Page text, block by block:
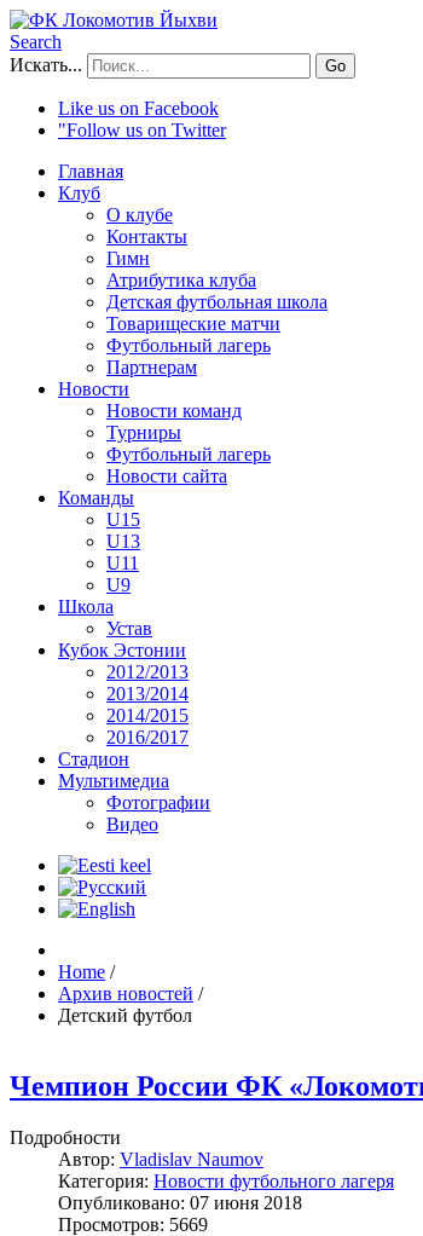
Search
Искать...
Go
Like us on Facebook
"Follow us on Twitter
Главная
Клуб
О клубе
Контакты
Гимн
Атрибутика клуба
Детская футбольная школа
Товарищеские матчи
Футбольный лагерь
Партнерам
Новости
Новости команд
Турниры
Футбольный лагерь
Новости сайта
Команды
U15
U13
U11
U9
Школа
Устав
Кубок Эстонии
2012/2013
2013/2014
2014/2015
2016/2017
Стадион
Мультимедиа
Фотографии
Видео
Home /
Архив новостей /
Детский футбол
Чемпион России ФК
Подробности
Автор: Vladislav Naumov
Категория: Новости футбольного лагеря
Опубликовано: 07 июня 2018
Просмотров: 5669